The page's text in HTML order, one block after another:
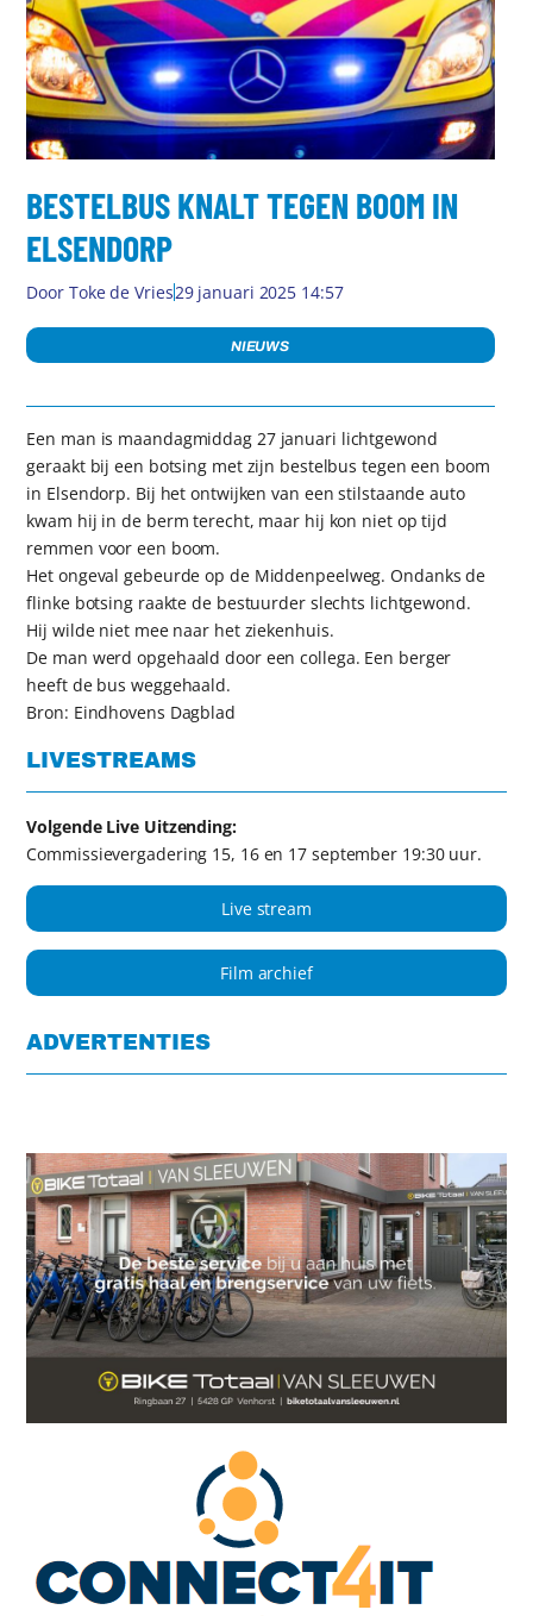
BESTELBUS KNALT TEGEN BOOM IN
ELSENDORP
Door Toke de Vries29 januari 2025 14:57
NIEUWS
Een man is maandagmiddag 27 januari lichtgewond
geraakt bij een botsing met zijn bestelbus tegen een boom
in Elsendorp. Bij het ontwijken van een stilstaande auto
kwam hij in de berm terecht, maar hij kon niet op tijd
remmen voor een boom.
Het ongeval gebeurde op de Middenpeelweg. Ondanks de
flinke botsing raakte de bestuurder slechts lichtgewond.
Hij wilde niet mee naar het ziekenhuis.
De man werd opgehaald door een collega. Een berger
heeft de bus weggehaald.
Bron: Eindhovens Dagblad
LIVESTREAMS
Volgende Live Uitzending:
Commissievergadering 15, 16 en 17 september 19:30 uur.
Live stream
Film archief
ADVERTENTIES